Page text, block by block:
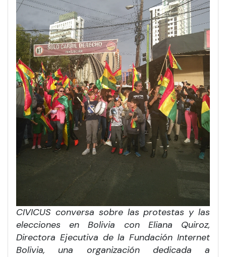
CIVICUS conversa sobre las protestas y las
elecciones en Bolivia con Eliana Quiroz,
Directora Ejecutiva de la Fundación Internet
Bolivia, una organización dedicada a